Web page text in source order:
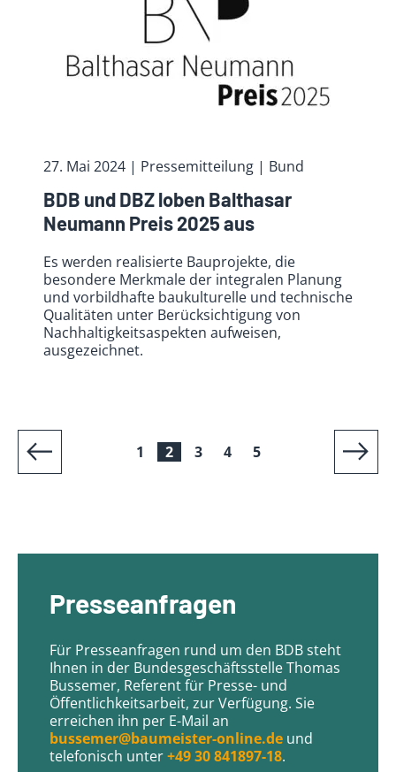
27. Mai 2024 | Pressemitteilung | Bund
BDB und DBZ loben Balthasar
Neumann Preis 2025 aus
Es werden realisierte Bauprojekte, die
besondere Merkmale der integralen Planung
und vorbildhafte baukulturelle und technische
Qualitäten unter Berücksichtigung von
Nachhaltigkeitsaspekten aufweisen,
ausgezeichnet.
1 2 3 4 5
Presseanfragen
Für Presseanfragen rund um den BDB steht
Ihnen in der Bundesgeschäftsstelle Thomas
Bussemer, Referent für Presse- und
Öffentlichkeitsarbeit, zur Verfügung. Sie
erreichen ihn per E-Mail an
bussemer@baumeister-online.de und
telefonisch unter+49 30 841897-18.